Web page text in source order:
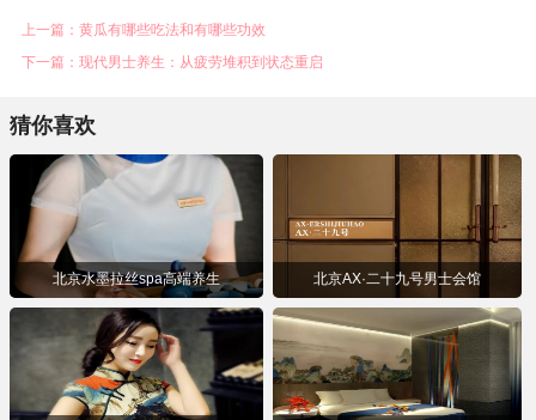
上一篇：黄瓜有哪些吃法和有哪些功效
下一篇：现代男士养生：从疲劳堆积到状态重启
猜你喜欢
北京水墨拉丝spa高端养生 北京AX·⼆⼗九号男⼠会馆